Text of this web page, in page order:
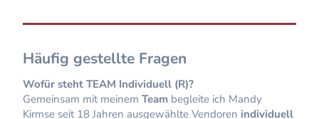
Häufig gestellte Fragen
Wofür steht TEAM Individuell (R)?
Gemeinsam mit meinem Team begleite ich Mandy
Kirmse seit 18 Jahren ausgewählte Vendoren individuell